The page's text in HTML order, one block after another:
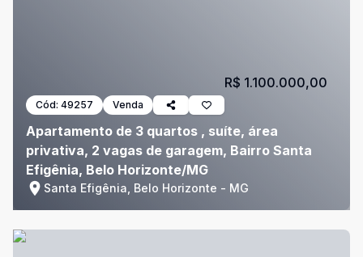
Cód: 49257 Venda
Apartamento de 3 quartos , suíte, área
privativa, 2 vagas de garagem, Bairro Santa
Efigênia, Belo Horizonte/MG
Santa Efigênia, Belo Horizonte - MG
R$ 1.100.000,00